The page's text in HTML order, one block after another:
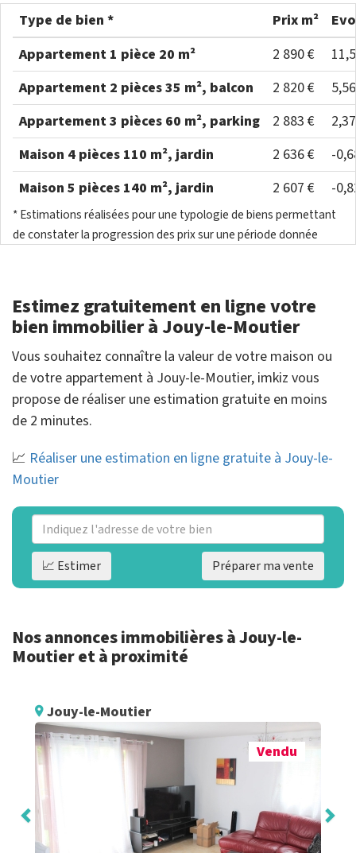
Type de bien * Prix m²
Appartement 1 pièce 20 m²
2 890 €
Appartement 2 pièces 35 m², balcon
2 820 €
Appartement 3 pièces 60 m², parking
2 883 €
Maison 4 pièces 110 m², jardin
2 636 €
-
Maison 5 pièces 140 m², jardin
2 607 € -
* Estimations réalisées pour une typologie de biens permettant
de constater la progression des prix sur une période donnée
Estimez gratuitement en ligne votre
bien immobilier à Jouy-le-Moutier
Vous souhaitez connaître la valeur de votre maison ou
de votre appartement à Jouy-le-Moutier, imkiz vous
propose de réaliser une estimation gratuite en moins
de 2 minutes.
📈 Réaliser une estimation en ligne gratuite à Jouy-le-
Moutier
📈 Estimer Préparer ma vente
Nos annonces immobilières à Jouy-le-
Moutier et à proximité
Jouy-le-Moutier
Vendu